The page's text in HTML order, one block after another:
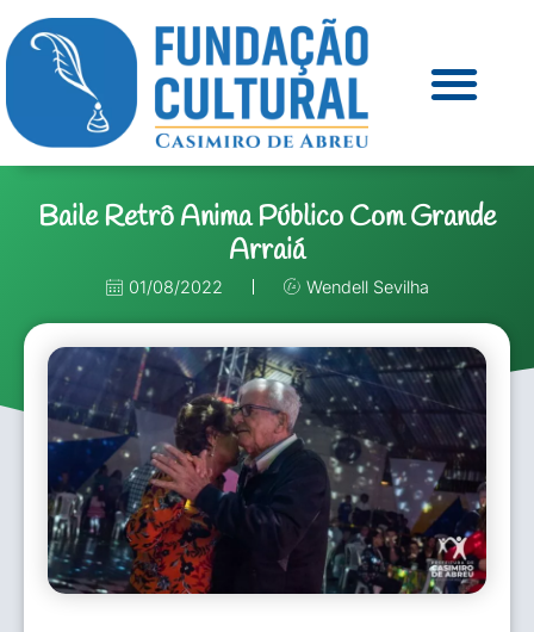
Baile Retrô Anima Público Com Grande
Arraiá
01/08/2022 Wendell Sevilha